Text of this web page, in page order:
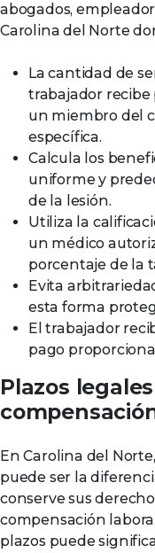
abogados,
Carolina del Norte
La cantidad de
trabajador recibe
un miembro del
específica.
Calcula los
uniforme y
de la lesión.
Utiliza la
un médico
porcentaje de la
Evita
esta forma
El trabajador
pago
Plazos
En Carolina del
puede ser la
conserve sus
compensación
plazos puede